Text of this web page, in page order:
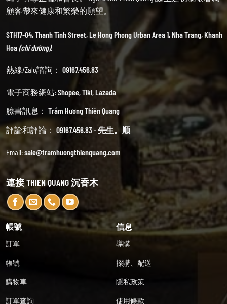
顧客帶來健康和繁榮的願望。
STH17-04, Thanh Tinh Street, Le Hong Phong Urban Area 1, Nha Trang, Khanh
Hoa(chỉ đường).
熱線/Zalo諮詢： 09167.456.83
電子商務網站:Shopee,Tiki,Lazada
臉書訊息： Trầm Hương Thiên Quang
評論和評論： 09167.456.83 - 先生。顺
Email:sale@tramhuongthienquang.com
連接 THIEN QUANG 沉香木
帳號
訂單
帳號
購物車
訂單查詢
信息
導購
採購、配送
隱私政策
使用條款